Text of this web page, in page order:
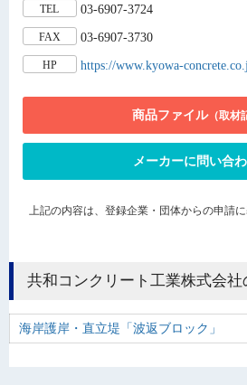
TEL 03-6907-3724
FAX 03-6907-3730
HP https://www.kyowa-
商品ファイル（取材
メーカーに問い合
上記の内容は、登録企業・団体からの申請
共和コンクリート工業株式会
海岸護岸・直立堤「波返ブロック」